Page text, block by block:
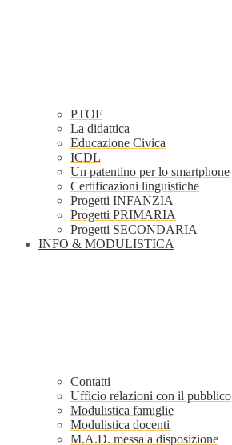
PTOF
La didattica
Educazione Civica
ICDL
Un patentino per lo smartphone
Certificazioni linguistiche
Progetti INFANZIA
Progetti PRIMARIA
Progetti SECONDARIA
INFO & MODULISTICA
Contatti
Ufficio relazioni con il pubblico
Modulistica famiglie
Modulistica docenti
M.A.D. messa a disposizione